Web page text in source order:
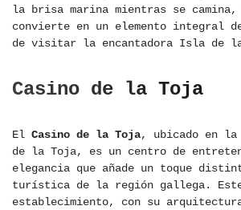
la brisa marina mientras se
convierte en un elemento integral
de visitar la encantadora Isla de
Casino de la Toja
El Casino de la Toja, ubicado en
de la Toja, es un centro de
elegancia que añade un toque
turística de la región gallega.
establecimiento, con su